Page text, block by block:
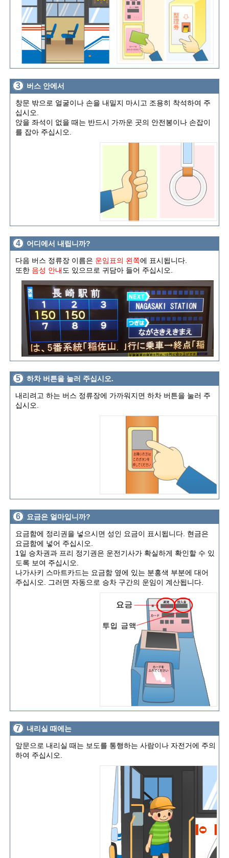
3 버스 안에서
창문 밖으로 얼굴이나 손을 내밀지 마시고 조용히 착석하여 주
십시오.
앉을 좌석이 없을 때는 반드시 가까운 곳의 안전봉이나 손잡이
를 잡아 주십시오.
4 어디에서 내립니까?
다음 버스 정류장 이름은 운임표의 왼쪽에 표시됩니다.
또한 음성 안내 도 있으므로 귀담아 들어 주십시오.
5 하차 버튼을 눌러 주십시오.
내리려고 하는 버스 정류장에 가까워지면 하차 버튼을 눌러 주
십시오.
6 요금은 얼마입니까?
요금함에 정리권을 넣으시면 성인 요금이 표시됩니다. 현금은
요금함에 넣어 주십시오.
1일 승차권과 프리 정기권은 운전기사가 확실하게 확인할 수 있
도록 보여 주십시오.
나가사키 스마트카드는 요금함 옆에 있는 분홍색 부분에 대어
주십시오. 그러면 자동으로 승차 구간의 운임이 계산됩니다.
7 내리실 때에는
앞문으로 내리실 때는 보도를 통행하는 사람이나 자전거에 주의
하여 주십시오.